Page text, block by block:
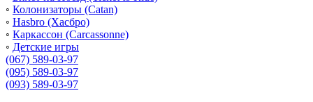
◦ Колонизаторы (Catan)
◦ Hasbro (Хасбро)
◦ Каркассон (Carcassonne)
◦ Детские игры
(067) 589-03-97
(095) 589-03-97
(093) 589-03-97